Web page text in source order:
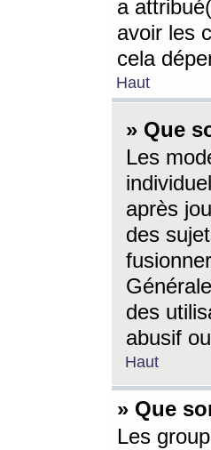
a
avoir les
cela
Haut
» Que
Les
après
des
des
abusif
Haut
» Que
Les